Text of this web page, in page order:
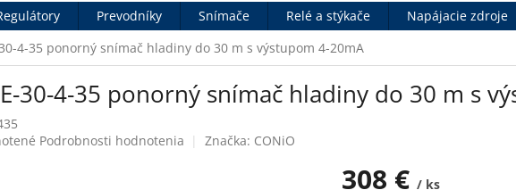
Prevodníky Snímače Relé a stýkače Napájacie zdroje
30-4-35 ponorný snímač hladiny do 30 m s výstupom 4-20mA
30-4-35 ponorný snímač hladiny do 30 m s
Podrobnosti hodnotenia Značka: CONiO
308 € / ks